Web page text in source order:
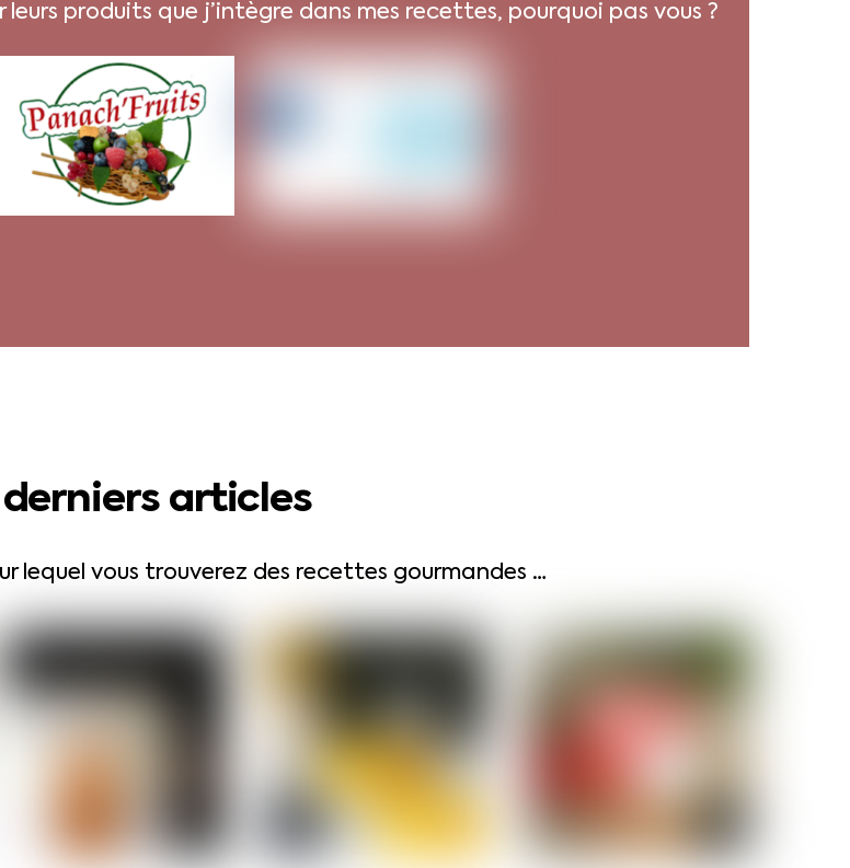
produits que j’intègre dans mes recettes, pourquoi pas vous ?
derniers articles
lequel vous trouverez des recettes gourmandes …